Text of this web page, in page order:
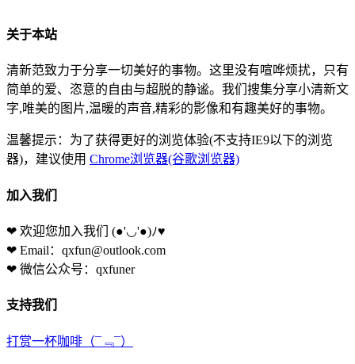
关于本站
清新范致力于分享一切美好的事物。这里没有喧哗烦扰，只有
简单的爱、恣意的自由与超脱的静谧。我们搜集分享小清新文
字,唯美的图片,温暖的声音,精彩的影像和有趣美好的事物。
温馨提示：为了获得更好的浏览体验(不支持IE9以下的浏览
器)，建议使用 Chrome浏览器(谷歌浏览器)
加入我们
❤ 欢迎您加入我们 (●'◡'●)ﾉ♥
❤ Email：qxfun@outlook.com
❤ 微信公众号：qxfuner
支持我们
打赏一杯咖啡 （¯﹃¯）